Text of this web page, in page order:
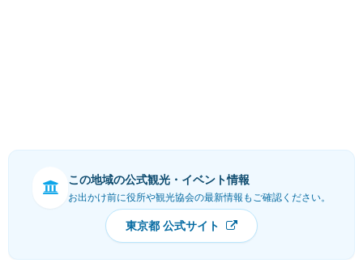
この地域の公式観光・イベント情報
お出かけ前に役所や観光協会の最新情報もご確認ください。
東京都 公式サイト